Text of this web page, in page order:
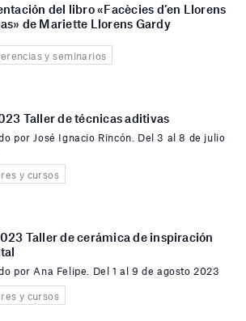
del libro «Facècies d’en Llorens
de Mariette Llorens Gardy
y seminarios
Taller de técnicas aditivas
por José Ignacio Rincón. Del 3 al 8 de julio
y cursos
Taller de cerámica de inspiración
por Ana Felipe. Del 1 al 9 de agosto 2023
y cursos